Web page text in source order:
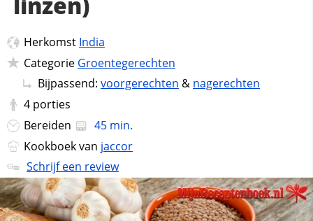
Herkomst India
Categorie Groentegerechten
Bijpassend: voorgerechten & nagerechten
4 porties
Bereiden
45 min.
Kookboek van jaccor
Schrijf een review